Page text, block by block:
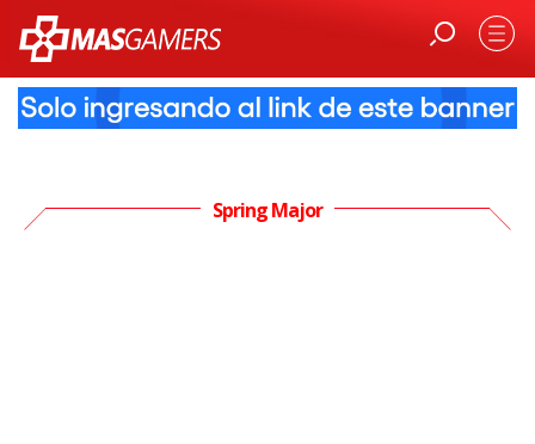
Spring Major